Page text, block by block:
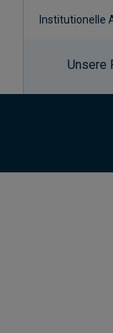
Institutionelle
Unsere